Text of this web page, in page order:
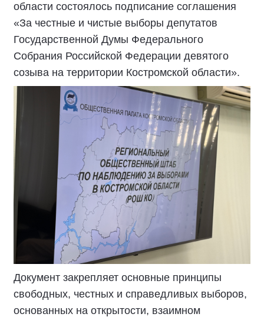
области состоялось подписание соглашения
«За честные и чистые выборы депутатов
Государственной Думы Федерального
Собрания Российской Федерации девятого
созыва на территории Костромской области».
Документ закрепляет основные принципы
свободных, честных и справедливых выборов,
основанных на открытости, взаимном